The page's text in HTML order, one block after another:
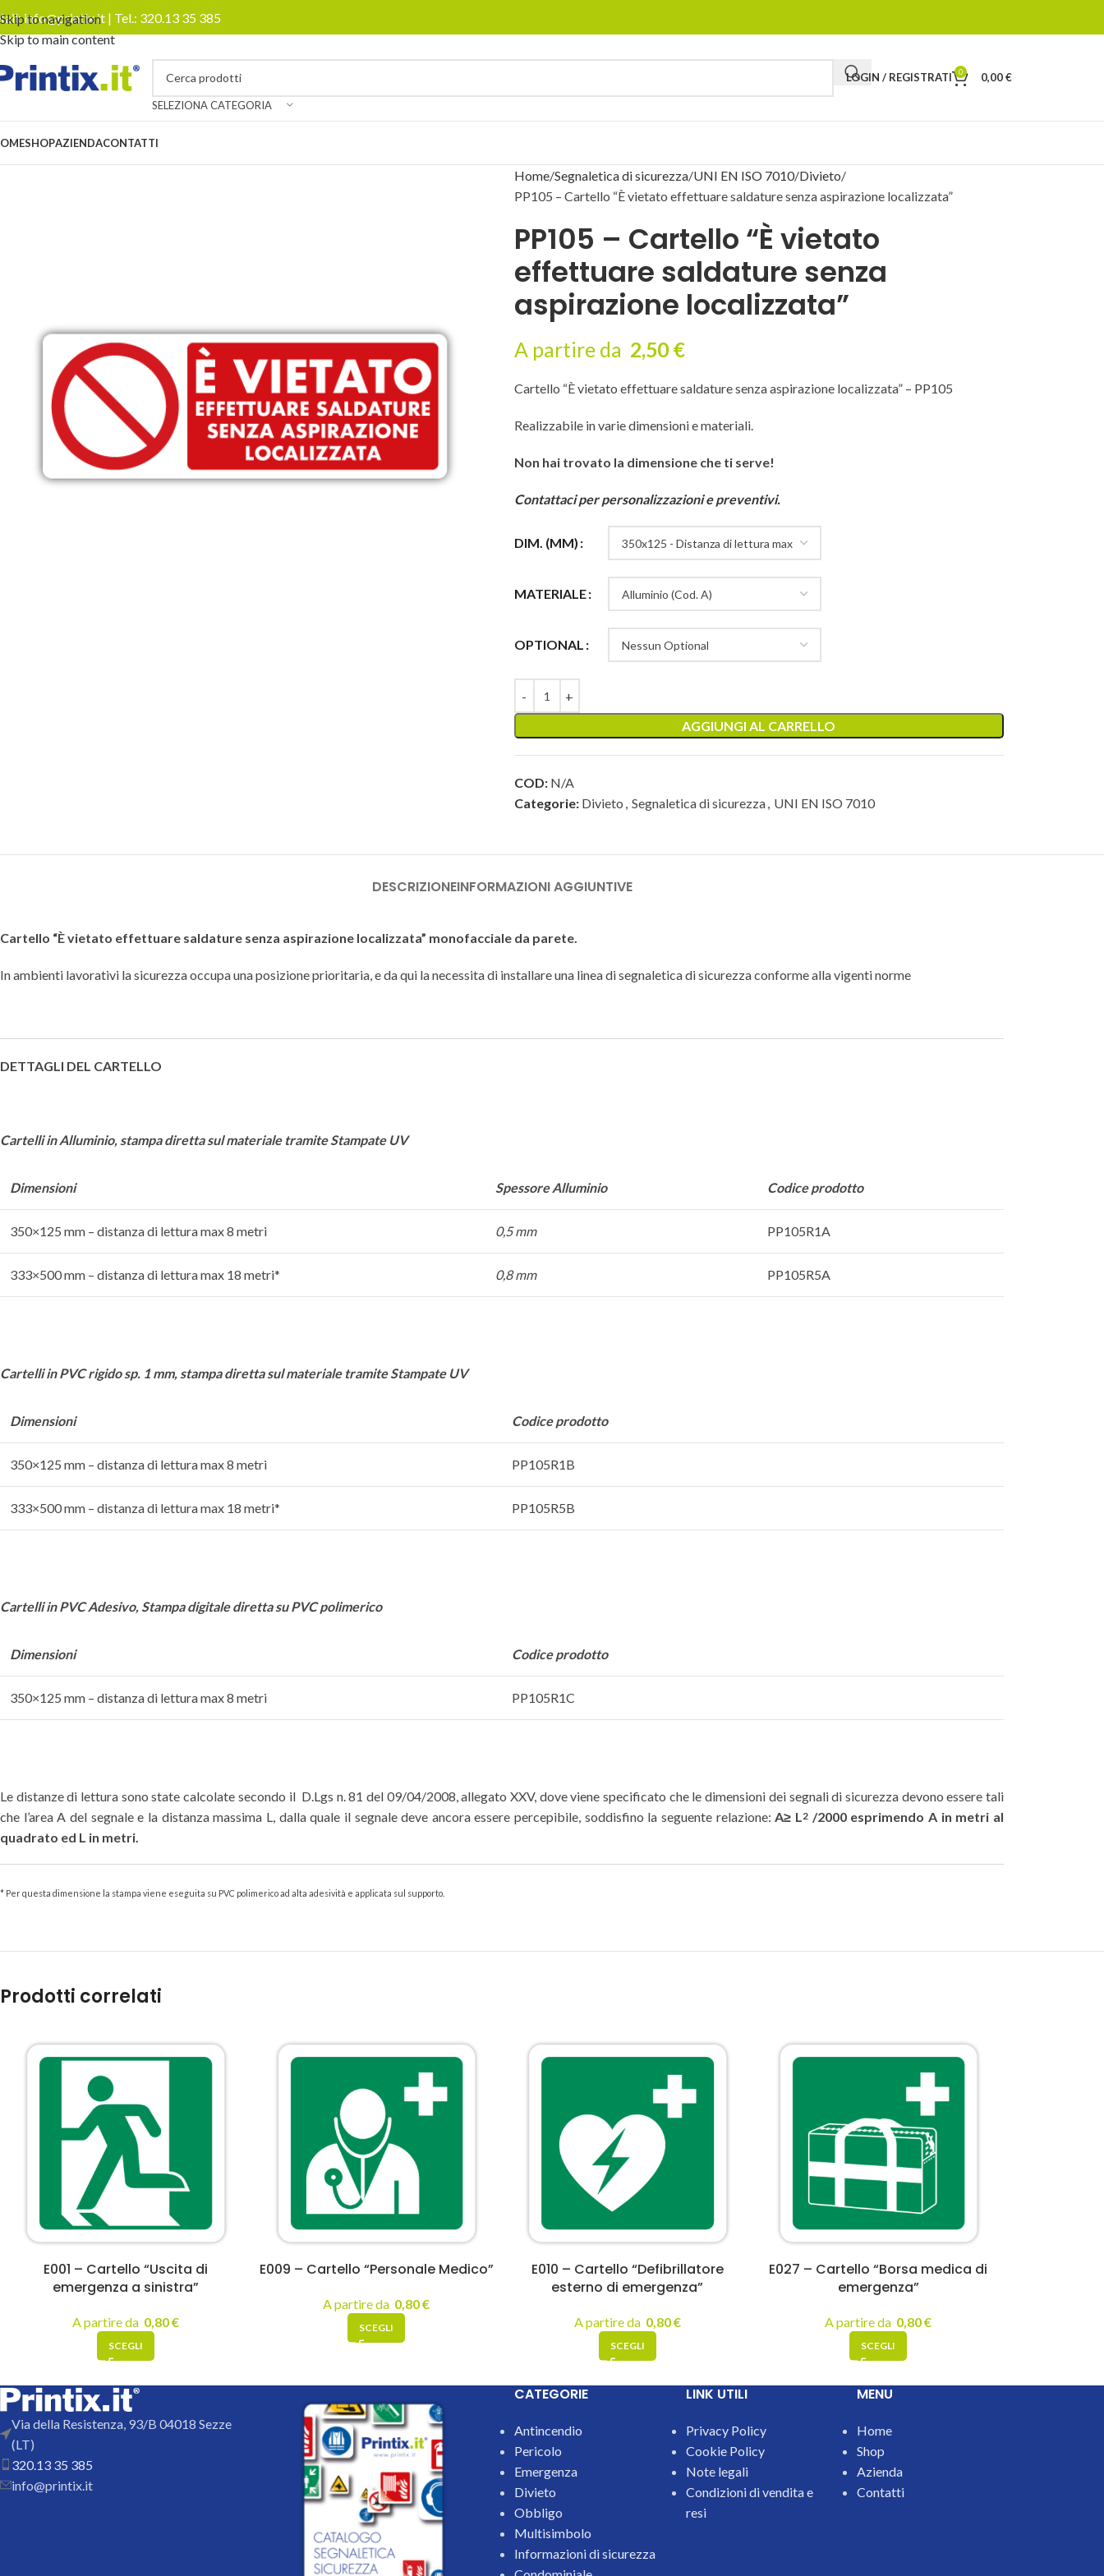
Skip to navigation
Skip to main content
info@printix.it | Tel.: 320.13 35 385
SELEZIONA CATEGORIA
LOGIN / REGISTRATI 0 0,00€
SHOPAZIENDACONTATTI
Home Segnaletica di sicurezza UNI EN ISO 7010 Divieto
PP105 – Cartello “È vietato effettuare saldature senza aspirazione localizzata”
PP105 – Cartello “È vietato
effettuare saldature senza
aspirazione localizzata”
A partire da 2,50€
Cartello “È vietato effettuare saldature senza aspirazione localizzata” – PP105
Realizzabile in varie dimensioni e materiali.
Non hai trovato la dimensione che ti serve!
Contattaci per personalizzazioni e preventivi.
DIM. (MM)
MATERIALE
OPTIONAL
AGGIUNGI AL CARRELLO
COD: N/A
Categorie: Divieto , Segnaletica di sicurezza, UNI EN ISO 7010
DESCRIZIONEINFORMAZIONI AGGIUNTIVE
Cartello “È vietato effettuare saldature senza aspirazione localizzata” monofacciale da parete.
In ambienti lavorativi la sicurezza occupa una posizione prioritaria, e da qui la necessita di installare una linea di segnaletica di sicurezza conforme alla vigenti norme
DETTAGLI DEL CARTELLO
Cartelli in Alluminio, stampa diretta sul materiale tramite Stampate UV
Dimensioni Spessore Alluminio Codice prodotto
350×125 mm – distanza di lettura max 8 metri 0,5 mm PP105R1A
333×500 mm – distanza di lettura max 18 metri* 0,8 mm PP105R5A
Cartelli in PVC rigido sp. 1 mm, stampa diretta sul materiale tramite Stampate UV
Dimensioni Codice prodotto
350×125 mm – distanza di lettura max 8 metri PP105R1B
333×500 mm – distanza di lettura max 18 metri* PP105R5B
Cartelli in PVC Adesivo,Stampa digitale diretta su PVC polimerico
Dimensioni Codice prodotto
350×125 mm – distanza di lettura max 8 metri PP105R1C
Le distanze di lettura sono state calcolate secondo il D.Lgs n. 81 del 09/04/2008, allegato XXV, dove viene specificato che le dimensioni dei segnali di sicurezza devono essere tali
che l’area A del segnale e la distanza massima L, dalla quale il segnale deve ancora essere percepibile, soddisfino la seguente relazione:A≥ L2 /2000 esprimendo A in metri al
quadrato ed L in metri.
* Per questa dimensione la stampa viene eseguita su PVC polimerico ad alta adesività e applicata sul supporto.
Prodotti correlati
E001 – Cartello “Uscita di
emergenza a sinistra”
A partire da 0,80€
SCEGLI
E009 – Cartello “Personale Medico”
A partire da 0,80€
SCEGLI
E010 – Cartello “Defibrillatore
esterno di emergenza”
A partire da 0,80€
SCEGLI
E027 – Cartello “Borsa medica di
emergenza”
A partire da 0,80€
SCEGLI
Via della Resistenza, 93/B 04018 Sezze
(LT)
320.13 35 385
info@printix.it
CATEGORIE
Antincendio
Pericolo
Emergenza
Divieto
Obbligo
Multisimbolo
Informazioni di sicurezza
LINK UTILI
Privacy Policy
Cookie Policy
Note legali
Condizioni di vendita e
resi
MENU
Home
Shop
Azienda
Contatti